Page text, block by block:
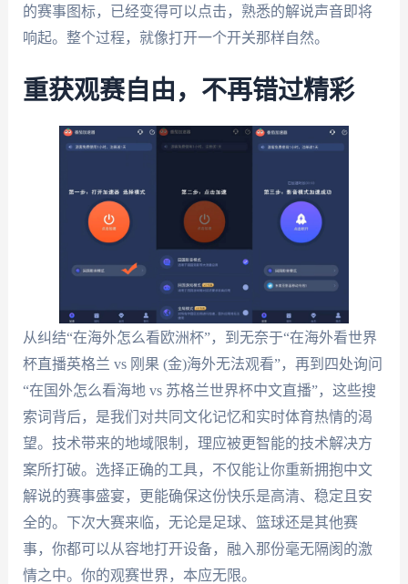
的赛事图标，已经变得可以点击，熟悉的解说声音即将
响起。整个过程，就像打开一个开关那样自然。
重获观赛自由，不再错过精彩
从纠结“在海外怎么看欧洲杯”，到无奈于“在海外看世界
杯直播英格兰 vs 刚果 (金)海外无法观看”，再到四处询问
“在国外怎么看海地 vs 苏格兰世界杯中文直播”，这些搜
索词背后，是我们对共同文化记忆和实时体育热情的渴
望。技术带来的地域限制，理应被更智能的技术解决方
案所打破。选择正确的工具，不仅能让你重新拥抱中文
解说的赛事盛宴，更能确保这份快乐是高清、稳定且安
全的。下次大赛来临，无论是足球、篮球还是其他赛
事，你都可以从容地打开设备，融入那份毫无隔阂的激
情之中。你的观赛世界，本应无限。